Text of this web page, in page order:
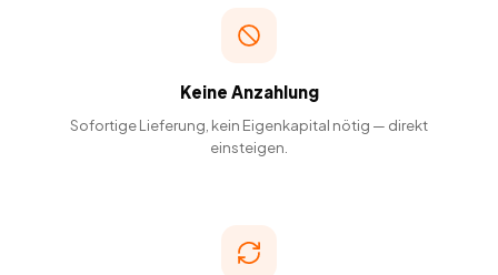
Keine Anzahlung
Sofortige Lieferung, kein Eigenkapital nötig — direkt
einsteigen.